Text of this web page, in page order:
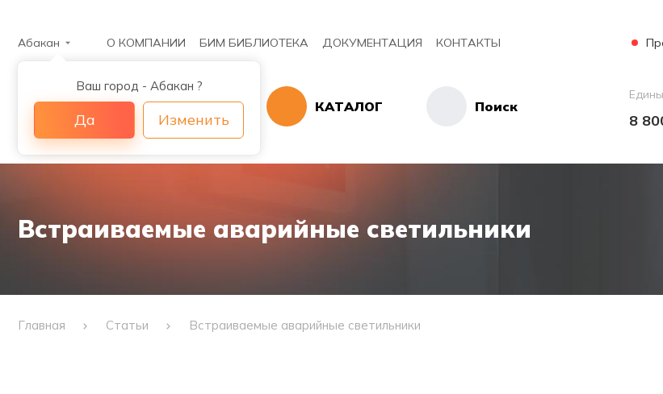
Абакан
Ваш город - Абакан ?
Да Изменить
О КОМПАНИИ БИМ БИБЛИОТЕКА ДОКУМЕНТАЦИЯ КОНТАКТЫ
КАТАЛОГ Поиск
8
Встраиваемые аварийные светильники
Главная Статьи Встраиваемые аварийные светильники